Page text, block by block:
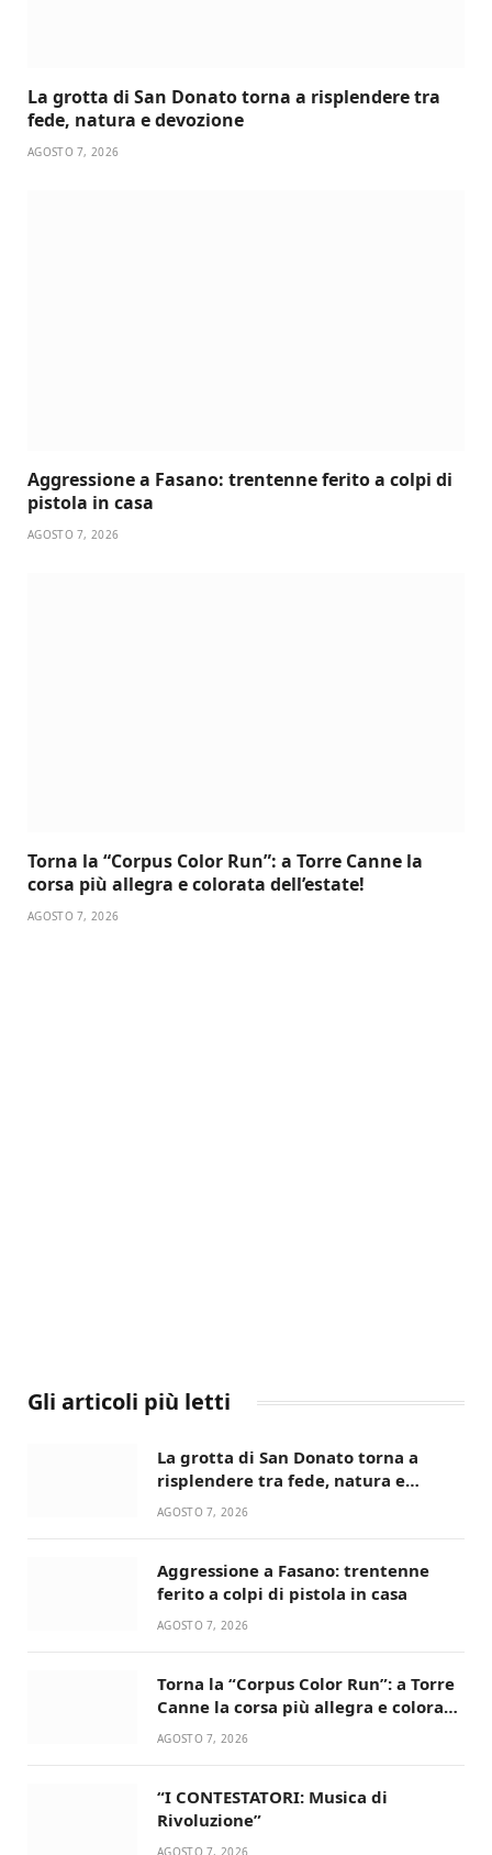
La grotta di San Donato torna a risplendere tra
fede, natura e devozione
AGOSTO 7, 2026
Aggressione a Fasano: trentenne ferito a colpi di
pistola in casa
AGOSTO 7, 2026
Torna la “Corpus Color Run”: a Torre Canne la
corsa più allegra e colorata dell’estate!
AGOSTO 7, 2026
Gli articoli più letti
La grotta di San Donato torna a
risplendere tra fede, natura e
devozione
AGOSTO 7, 2026
Aggressione a Fasano: trentenne
ferito a colpi di pistola in casa
AGOSTO 7, 2026
Torna la “Corpus Color Run”: a Torre
Canne la corsa più allegra e colorata
dell’estate!
AGOSTO 7, 2026
“I CONTESTATORI: Musica di
Rivoluzione”